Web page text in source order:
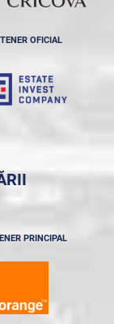
OFICIAL
PRINCIPAL